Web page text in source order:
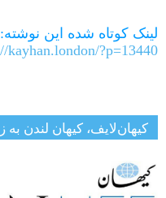
لینک کوتاه شده این نوشته:
kayhan.london/?p=13440
کیهان‌لایف، کیهان لندن به